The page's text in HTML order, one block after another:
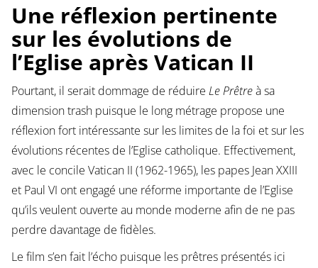
Une réflexion pertinente
sur les évolutions de
l’Eglise après Vatican II
Pourtant, il serait dommage de réduire Le Prêtreà sa
dimension trash puisque le long métrage propose une
réflexion fort intéressante sur les limites de la foi et sur les
évolutions récentes de l’Eglise catholique. Effectivement,
avec le concile Vatican II (1962-1965), les papes Jean XXIII
et Paul VI ont engagé une réforme importante de l’Eglise
qu’ils veulent ouverte au monde moderne afin de ne pas
perdre davantage de fidèles.
Le film s’en fait l’écho puisque les prêtres présentés ici